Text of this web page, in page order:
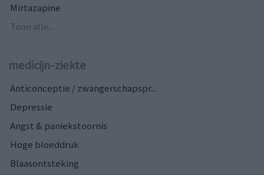
Mirtazapine
Toon alle...
medicijn-ziekte
Anticonceptie / zwangerschapspr...
Depressie
Angst & paniekstoornis
Hoge bloeddruk
Blaasontsteking